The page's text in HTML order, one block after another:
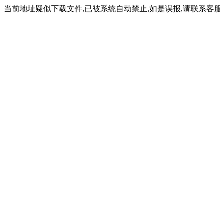
当前地址疑似下载文件,已被系统自动禁止,如是误报,请联系客